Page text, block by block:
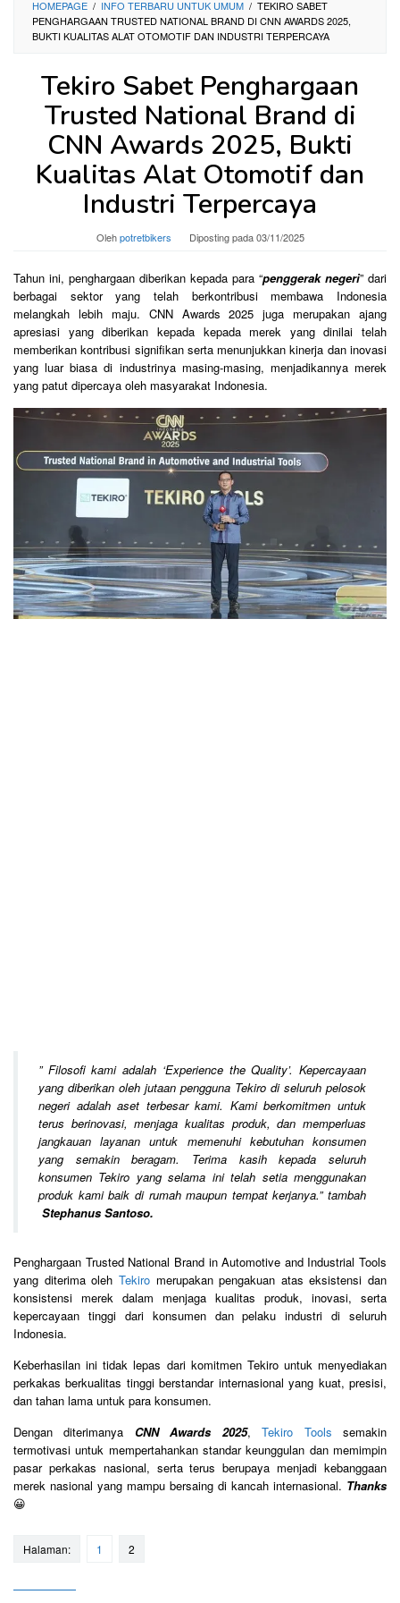
HOMEPAGE / INFO TERBARU UNTUK UMUM / TEKIRO SABET
PENGHARGAAN TRUSTED NATIONAL BRAND DI CNN AWARDS 2025,
BUKTI KUALITAS ALAT OTOMOTIF DAN INDUSTRI TERPERCAYA
Tekiro Sabet Penghargaan
Trusted National Brand di
CNN Awards 2025, Bukti
Kualitas Alat Otomotif dan
Industri Terpercaya
Olehpotretbikers Diposting pada03/11/2025
Tahun ini, penghargaan diberikan kepada para “penggerak negeri” dari
berbagai sektor yang telah berkontribusi membawa Indonesia
melangkah lebih maju. CNN Awards 2025 juga merupakan ajang
apresiasi yang diberikan kepada kepada merek yang dinilai telah
memberikan kontribusi signifikan serta menunjukkan kinerja dan inovasi
yang luar biasa di industrinya masing-masing, menjadikannya merek
yang patut dipercaya oleh masyarakat Indonesia.
” Filosofi kami adalah ‘Experience the Quality’. Kepercayaan
yang diberikan oleh jutaan pengguna Tekiro di seluruh pelosok
negeri adalah aset terbesar kami. Kami berkomitmen untuk
terus berinovasi, menjaga kualitas produk, dan memperluas
jangkauan layanan untuk memenuhi kebutuhan konsumen
yang semakin beragam. Terima kasih kepada seluruh
konsumen Tekiro yang selama ini telah setia menggunakan
produk kami baik di rumah maupun tempat kerjanya.” tambah
Stephanus Santoso.
Penghargaan Trusted National Brand in Automotive and Industrial Tools
yang diterima oleh Tekiromerupakan pengakuan atas eksistensi dan
konsistensi merek dalam menjaga kualitas produk, inovasi, serta
kepercayaan tinggi dari konsumen dan pelaku industri di seluruh
Indonesia.
Keberhasilan ini tidak lepas dari komitmen Tekiro untuk menyediakan
perkakas berkualitas tinggi berstandar internasional yang kuat, presisi,
dan tahan lama untuk para konsumen.
Dengan diterimanya CNN Awards 2025,Tekiro Tools semakin
termotivasi untuk mempertahankan standar keunggulan dan memimpin
pasar perkakas nasional, serta terus berupaya menjadi kebanggaan
merek nasional yang mampu bersaing di kancah internasional. Thanks
😀
Halaman: 1 2